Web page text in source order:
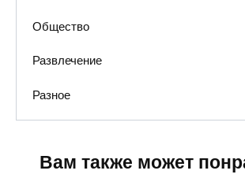
Общество
Развлечение
Разное
Вам также может